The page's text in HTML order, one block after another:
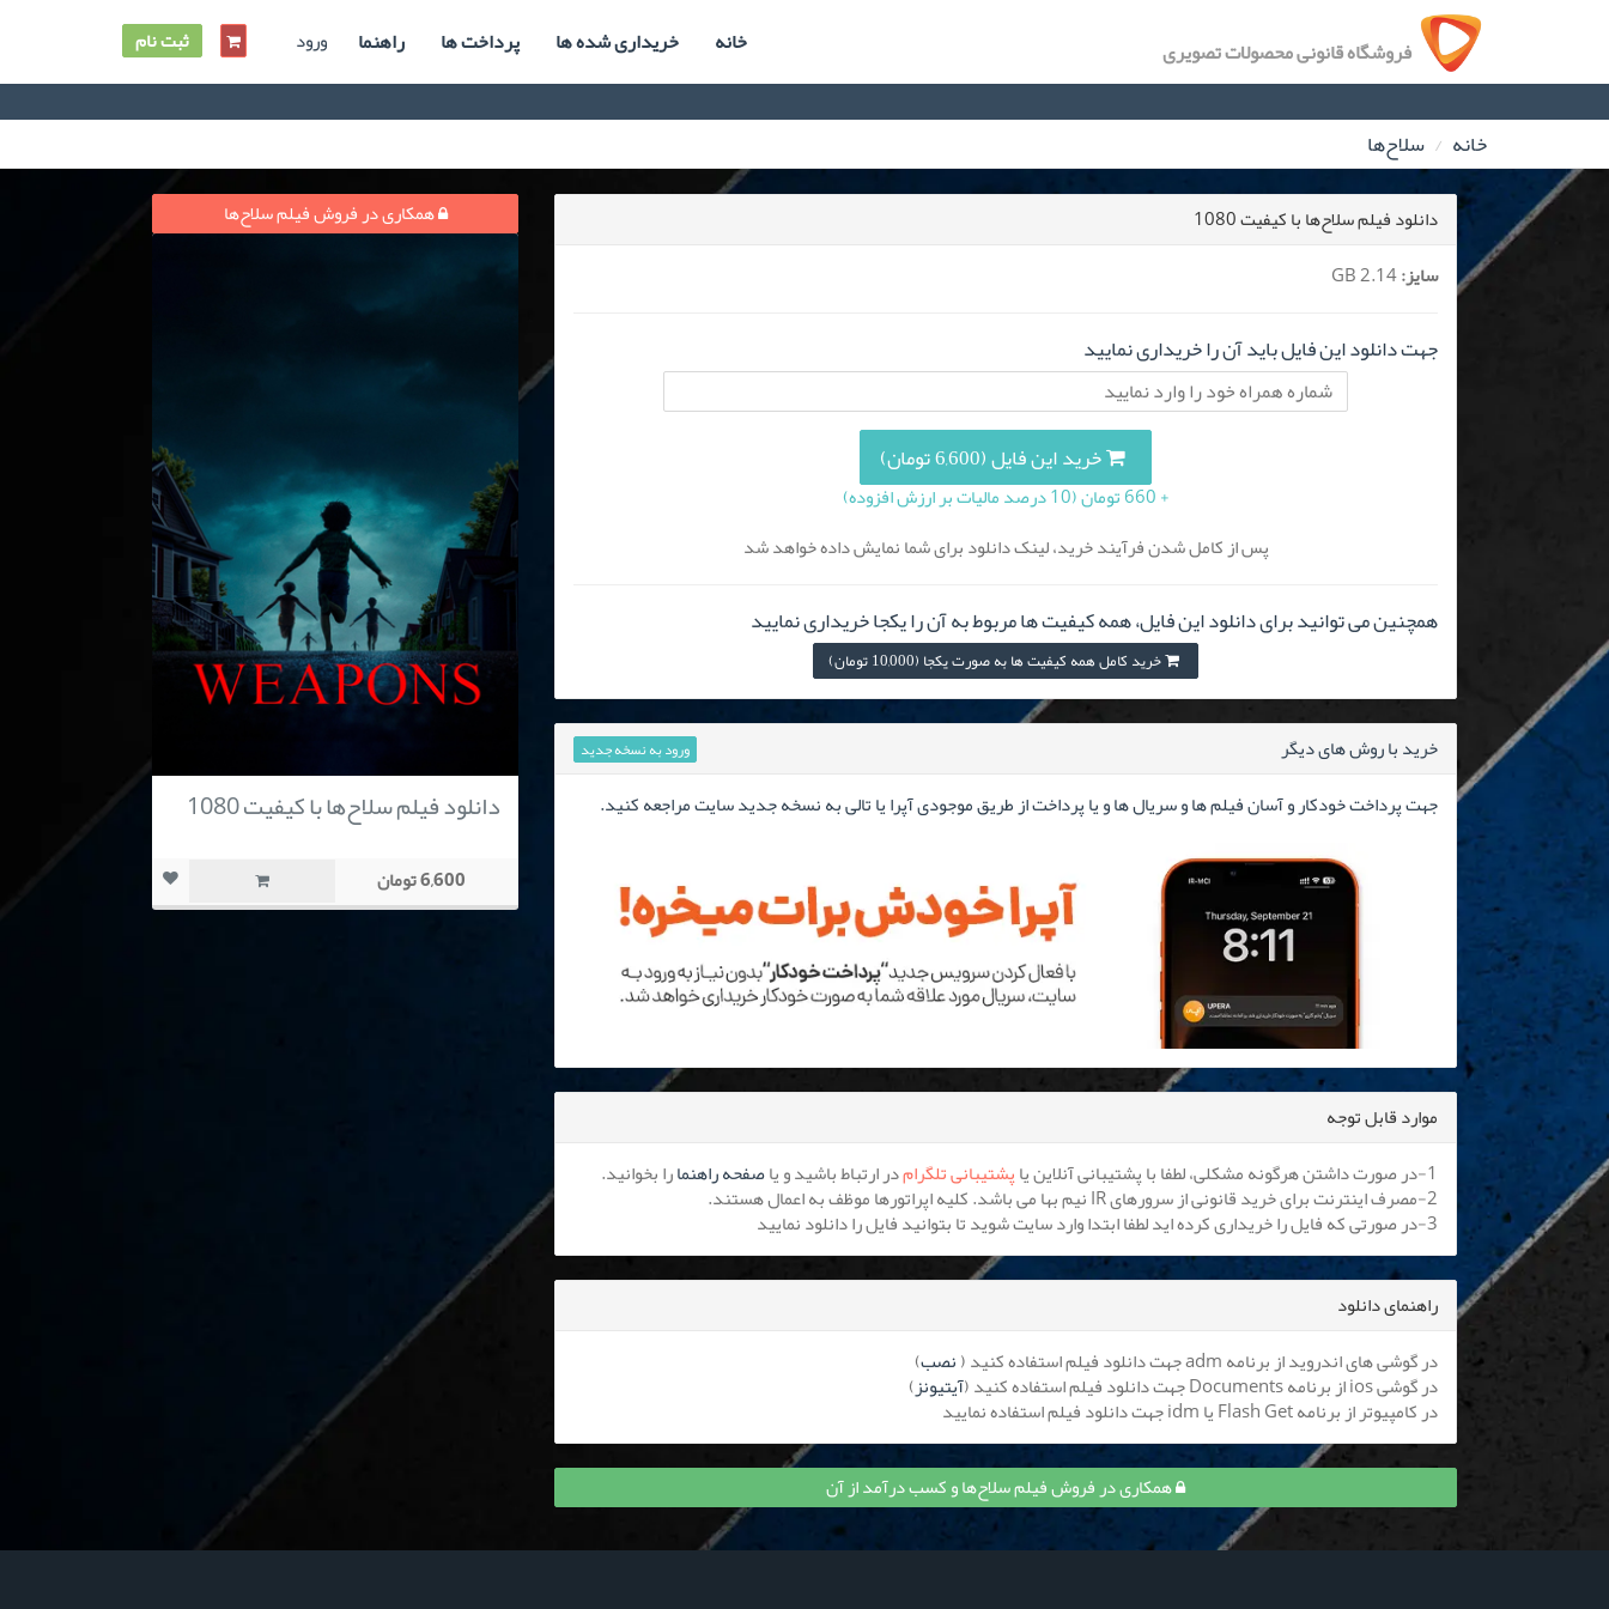
فروشگاه قانونی محصولات تصویری خانه خریداری شده ها پرداخت ها راهنما ورود ثبت نام
خانه سلاح‌ها
دانلود فیلم سلاح‌ها با کیفیت 1080
سایز:
جهت دانلود این فایل باید آن را خریداری نمایید
خرید این فایل (6,600 تومان)
+ 660 تومان (10 درصد مالیات بر ارزش افزوده)
پس از کامل شدن فرآیند خرید، لینک دانلود برای شما نمایش داده خواهد شد
همچنین می توانید برای دانلود این فایل، همه کیفیت ها مربوط به آن را یکجا خریداری نمایید
خرید کامل همه کیفیت ها به صورت یکجا (10,000 تومان)
خرید با روش های دیگر ورود به نسخه جدید
جهت پرداخت خودکار و آسان فیلم ها و سریال ها و یا پرداخت از طریق موجودی آپرا یا تالی به نسخه جدید سایت مراجعه کنید.
موارد قابل توجه
1-در صورت داشتن هرگونه مشکلی، لطفا با پشتیبانی آنلاین یا
پشتیبانی تلگرامدر ارتباط باشید و یاصفحه راهنمارا بخوانید.
2-مصرف اینترنت برای خرید قانونی از سرورهای IR نیم بها می باشد. کلیه اپراتورها موظف به اعمال هستند.
3-در صورتی که فایل را خریداری کرده اید لطفا ابتدا وارد سایت شوید تا بتوانید فایل را دانلود نمایید
راهنمای دانلود
در گوشی های اندروید از برنامه adm جهت دانلود فیلم استفاده کنید (
نصب)
در گوشی ios از برنامه Documents جهت دانلود فیلم استفاده کنید ( آیتیونز)
در کامپیوتر از برنامه Flash Get یا idm جهت دانلود فیلم استفاده نمایید
همکاری در فروش فیلم سلاح‌ها و کسب درآمد از آن
همکاری در فروش فیلم سلاح‌ها
دانلود فیلم سلاح‌ها با کیفیت 1080
6,600 تومان